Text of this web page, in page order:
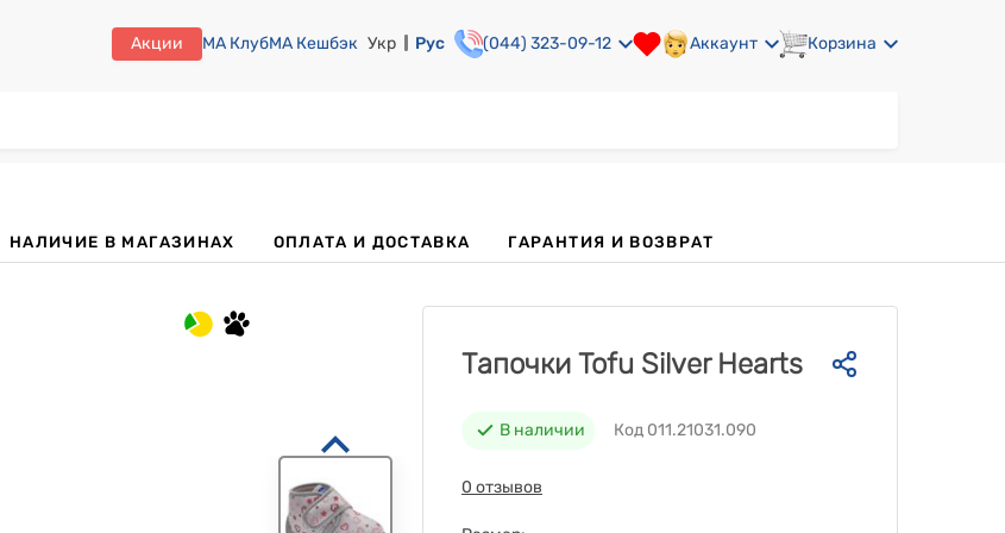
Акции МА КлубМА Кешбэк Укр Рус (044) 323-09-12 Аккаунт Корзина
НАЛИЧИЕ В МАГАЗИНАХ ОПЛАТА И ДОСТАВКА ГАРАНТИЯ И ВОЗВРАТ
Тапочки Tofu Silver Hearts
В наличии Код 011.21031.090
0 отзывов